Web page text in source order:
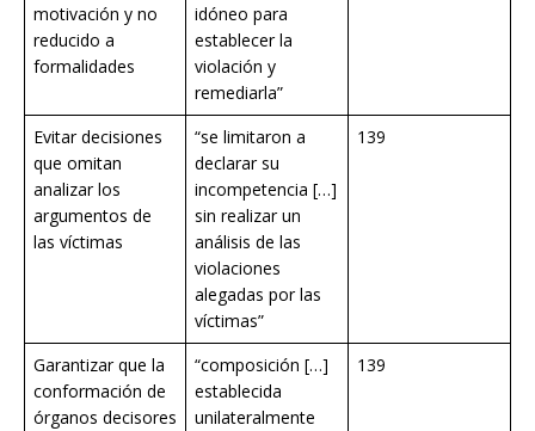
motivación y no
reducido a
formalidades
idóneo para
establecer la
violación y
remediarla”
Evitar decisiones
que omitan
analizar los
argumentos de
las víctimas
“se limitaron a
declarar su
incompetencia […]
sin realizar un
análisis de las
violaciones
alegadas por las
víctimas”
139
Garantizar que la
conformación de
órganos decisores
“composición […]
establecida
unilateralmente
139